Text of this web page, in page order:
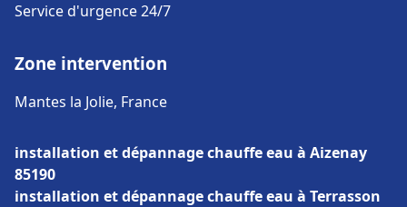
Service d'urgence 24/7
Zone intervention
Mantes la Jolie, France
installation et dépannage chauffe eau à Aizenay
85190
installation et dépannage chauffe eau à Terrasson